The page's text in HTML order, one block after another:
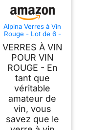
Alpina Verres à Vin
Rouge - Lot de 6 -
53cl - Résistant au
Lave-Vaisselle -
Cadeau pour le Vin
VERRES À VIN
POUR VIN
ROUGE - En
tant que
véritable
amateur de
vin, vous
savez que le